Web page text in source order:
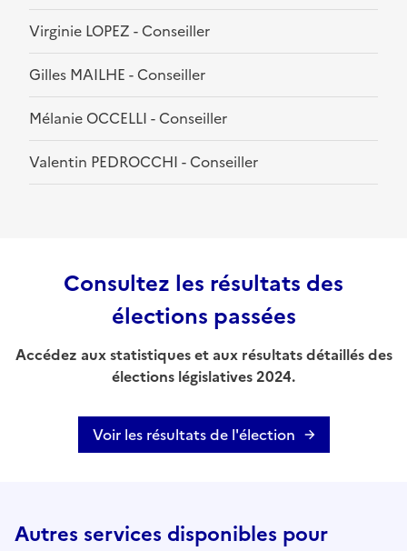
Virginie LOPEZ - Conseiller
Gilles MAILHE - Conseiller
Mélanie OCCELLI - Conseiller
Valentin PEDROCCHI - Conseiller
Consultez les résultats des
élections passées
Accédez aux statistiques et aux résultats détaillés des
élections législatives 2024.
Voir les résultats de l'élection
Autres services disponibles pour